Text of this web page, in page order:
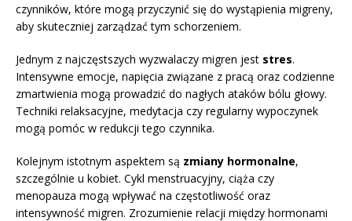
czynników, które mogą przyczynić się do wystąpienia migreny,
aby skuteczniej zarządzać tym schorzeniem.
Jednym z najczęstszych wyzwalaczy migren jest stres.
Intensywne emocje, napięcia związane z pracą oraz codzienne
zmartwienia mogą prowadzić do nagłych ataków bólu głowy.
Techniki relaksacyjne, medytacja czy regularny wypoczynek
mogą pomóc w redukcji tego czynnika.
Kolejnym istotnym aspektem są zmiany hormonalne,
szczególnie u kobiet. Cykl menstruacyjny, ciąża czy
menopauza mogą wpływać na częstotliwość oraz
intensywność migren. Zrozumienie relacji między hormonami